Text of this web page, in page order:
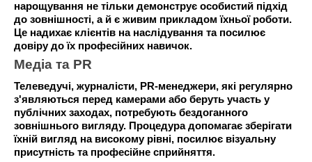
нарощування не тільки демонструє особистий підхід
до зовнішності, а й є живим прикладом їхньої роботи.
Це надихає клієнтів на наслідування та посилює
довіру до їх професійних навичок.
Медіа та PR
Телеведучі, журналісти, PR-менеджери, які регулярно
з'являються перед камерами або беруть участь у
публічних заходах, потребують бездоганного
зовнішнього вигляду. Процедура допомагає зберігати
їхній вигляд на високому рівні, посилює візуальну
присутність та професійне сприйняття.